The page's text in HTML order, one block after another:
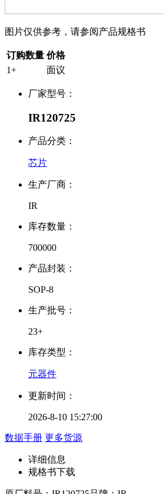
图片仅供参考，请参阅产品规格书
订购数量 价格
1+
面议
厂家型号：
IR120725
产品分类：
芯片
生产厂商：
IR
库存数量：
700000
产品封装：
SOP-8
生产批号：
23+
库存类型：
元器件
更新时间：
2026-8-10 15:27:00
数据手册 更多货源
详细信息
规格书下载